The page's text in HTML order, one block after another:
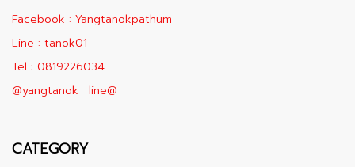
Facebook : Yangtanokpathum
Line : tanok01
Tel : 0819226034
@yangtanok : line@
CATEGORY